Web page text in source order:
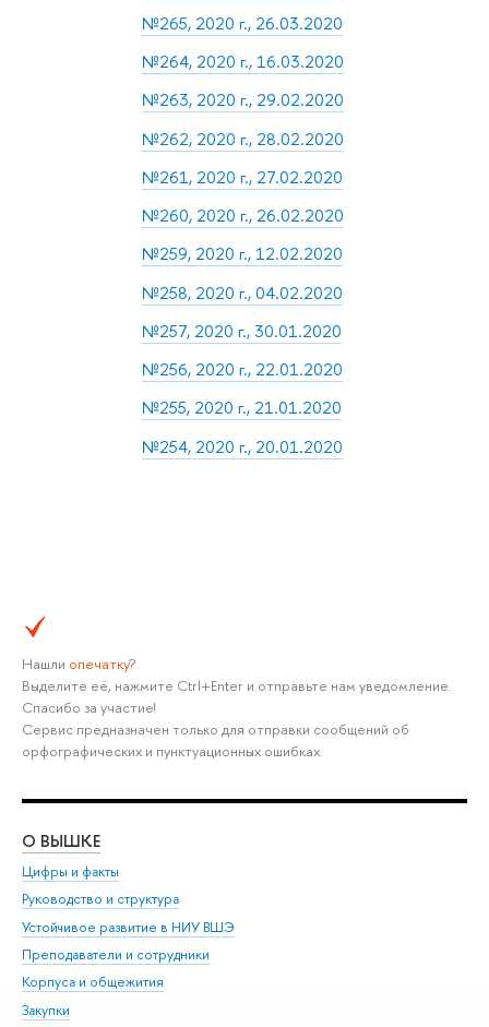
№265, 2020 г., 26.03.2020
№264, 2020 г., 16.03.2020
№263, 2020 г., 29.02.2020
№262, 2020 г., 28.02.2020
№261, 2020 г., 27.02.2020
№260, 2020 г., 26.02.2020
№259, 2020 г., 12.02.2020
№258, 2020 г., 04.02.2020
№257, 2020 г., 30.01.2020
№256, 2020 г., 22.01.2020
№255, 2020 г., 21.01.2020
№254, 2020 г., 20.01.2020
Нашли опечатку?
Выделите её, нажмите Ctrl+Enter и отправьте нам уведомление.
Спасибо за участие!
Сервис предназначен только для отправки сообщений об
орфографических и пунктуационных ошибках.
О ВЫШКЕ
Цифры и факты
Руководство и структура
Устойчивое развитие в НИУ ВШЭ
Преподаватели и сотрудники
Корпуса и общежития
Закупки